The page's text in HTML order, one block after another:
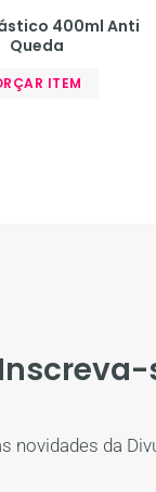
400ml Anti
Queda
ITEM
Inscreva-
novidades da